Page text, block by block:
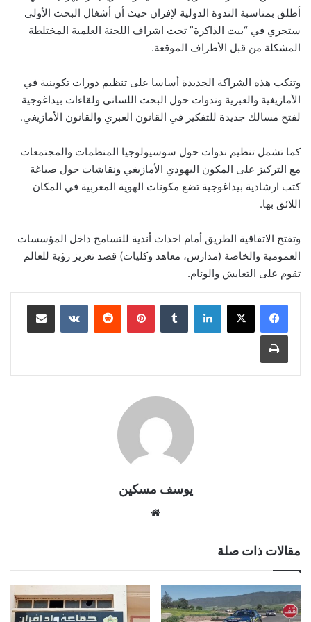
أطلق بمناسبة الندوة الدولية لإفران حيث أن أشغال البحث الأولى
ستجري في “بيت الذاكرة” تحت اشراف اللجنة العلمية المختلطة
المشكلة من قبل الأطراف الموقعة.
وتنكب هذه الشراكة الجديدة أساسا على تنظيم دورات تكوينية في
الأمازيغية والعبرية وندوات حول البحث اللساني ولقاءات بيداغوجية
لفتح مسالك جديدة للتفكير في القانون العبري والقانون الأمازيغي.
كما تشمل تنظيم ندوات حول سوسيولوجيا المنظمات والمجتمعات
مع التركيز على المكون اليهودي الأمازيغي ونقاشات حول صياغة
كتب ارشادية بيداغوجية تضع مكونات الهوية المغربية في المكان
اللائق بها.
وتفتح الاتفاقية الطريق أمام احداث أندية للتسامح داخل المؤسسات
العمومية والخاصة (مدارس، معاهد وكليات) قصد تعزيز رؤية للعالم
تقوم على التعايش والوئام.
لينكدإن بينتيريست مشاركة عبر البريد
طباعة
يوسف مسكين
مقالات ذات صلة